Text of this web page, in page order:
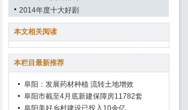
2014年度十大好剧
本文相关阅读
本栏目最新推荐
阜阳：发展药材种植 流转土地增效
阜阳市截至4月底新建保障房11782套
阜阳美好乡村建设已投入10余亿